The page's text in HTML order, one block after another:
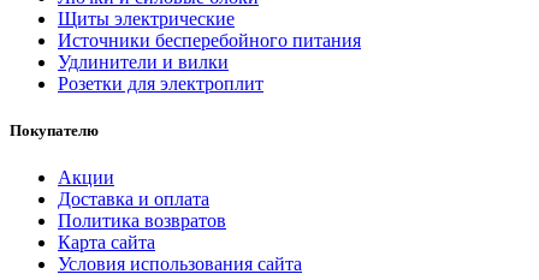
Щиты электрические
Источники бесперебойного питания
Удлинители и вилки
Розетки для электроплит
Покупателю
Акции
Доставка и оплата
Политика возвратов
Карта сайта
Условия использования сайта